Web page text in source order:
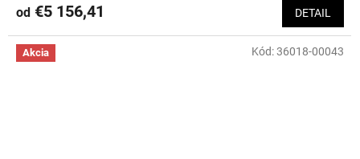
od €5 156,41 DETAIL
Akcia Kód:36018-00043